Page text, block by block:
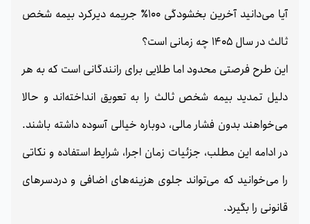
آیا می‌دانید آخرین بخشودگی 100٪ جریمه دیرکرد بیمه شخص
ثالث در سال 1405 چه زمانی است؟
این طرح فرصتی محدود اما طلایی برای رانندگانی است که به هر
دلیل تمدید بیمه شخص ثالث را به تعویق انداخته‌اند و حالا
می‌خواهند بدون فشار مالی، دوباره خیالی آسوده داشته باشند.
در ادامه این مطلب، جزئیات زمان اجرا، شرایط استفاده و نکاتی
را می‌خوانید که می‌تواند جلوی هزینه‌های اضافی و دردسرهای
قانونی را بگیرد.